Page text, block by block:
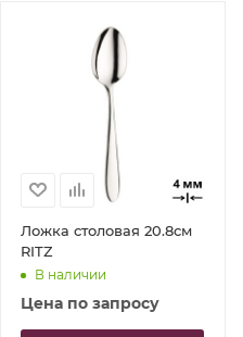
Ложка столовая 20.8см
RITZ
В наличии
Цена по запросу